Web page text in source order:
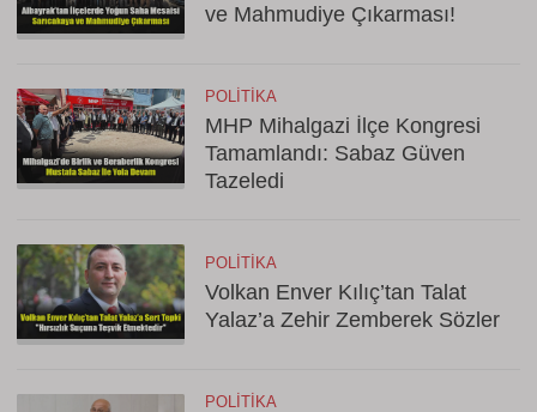
ve Mahmudiye Çıkarması!
POLITIKA
MHP Mihalgazi İlçe Kongresi
Tamamlandı: Sabaz Güven
Tazeledi
POLITIKA
Volkan Enver Kılıç’tan Talat
Yalaz’a Zehir Zemberek Sözler
POLITIKA